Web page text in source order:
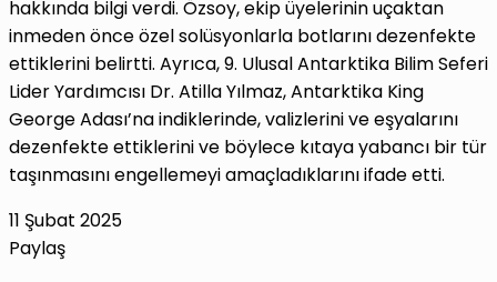
hakkında bilgi verdi. Özsoy, ekip üyelerinin uçaktan
inmeden önce özel solüsyonlarla botlarını dezenfekte
ettiklerini belirtti. Ayrıca, 9. Ulusal Antarktika Bilim Seferi
Lider Yardımcısı Dr. Atilla Yılmaz, Antarktika King
George Adası’na indiklerinde, valizlerini ve eşyalarını
dezenfekte ettiklerini ve böylece kıtaya yabancı bir tür
taşınmasını engellemeyi amaçladıklarını ifade etti.
11 Şubat 2025
Paylaş